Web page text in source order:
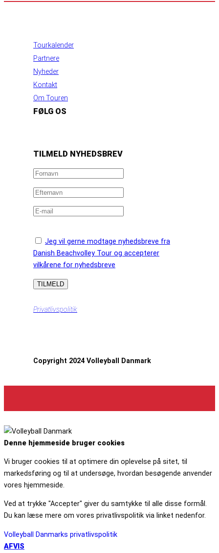
Tourkalender
Partnere
Nyheder
Kontakt
Om Touren
FØLG OS
TILMELD NYHEDSBREV
Jeg vil gerne modtage nyhedsbreve fra
Danish Beachvolley Tour og accepterer
vilkårene for nyhedsbreve
Privatlivspolitik
Copyright 2024 Volleyball Danmark
Denne hjemmeside bruger cookies
Vi bruger cookies til at optimere din oplevelse på sitet, til
markedsføring og til at undersøge, hvordan besøgende anvender
vores hjemmeside.
Ved at trykke "Accepter" giver du samtykke til alle disse formål.
Du kan læse mere om vores privatlivspolitik via linket nedenfor.
Volleyball Danmarks privatlivspolitik
AFVIS